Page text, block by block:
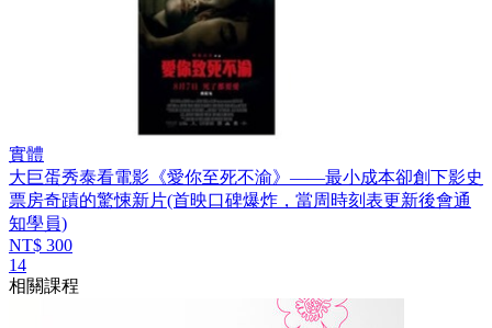
實體
大巨蛋秀泰看電影《愛你至死不渝》——最小成本卻創下影史
票房奇蹟的驚悚新片(首映口碑爆炸，當周時刻表更新後會通
知學員)
NT$ 300
14
相關課程